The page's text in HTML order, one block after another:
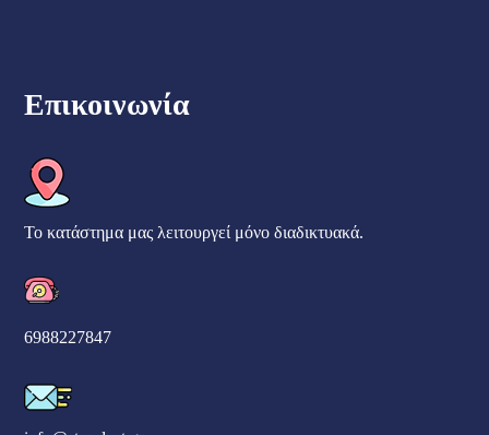
Επικοινωνία
Το κατάστημα μας λειτουργεί μόνο διαδικτυακά.
6988227847